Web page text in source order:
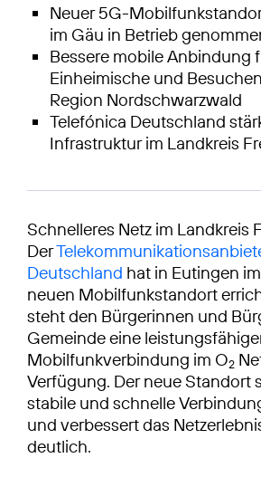
Neuer 5G-
im Gäu in Betrieb
Bessere mobile Anbindung
Einheimische und
Region Nordschwarzwald
Telefónica Deutschland
Infrastruktur im Landkreis
Schnelleres Netz im Landkreis
Der
Deutschland hat in Eutingen
neuen Mobilfunkstandort
steht den Bürgerinnen und
Gemeinde eine
Mobilfunkverbindung im O2
Verfügung. Der neue Standort
stabile und schnelle
und verbessert das
deutlich.